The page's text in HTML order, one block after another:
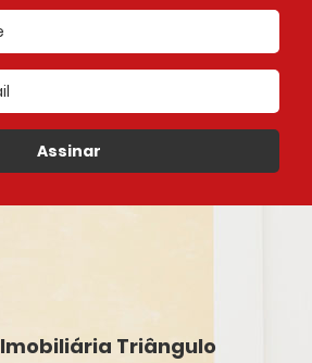
Assinar
E-mail cadastrado
Imobiliária Triângulo